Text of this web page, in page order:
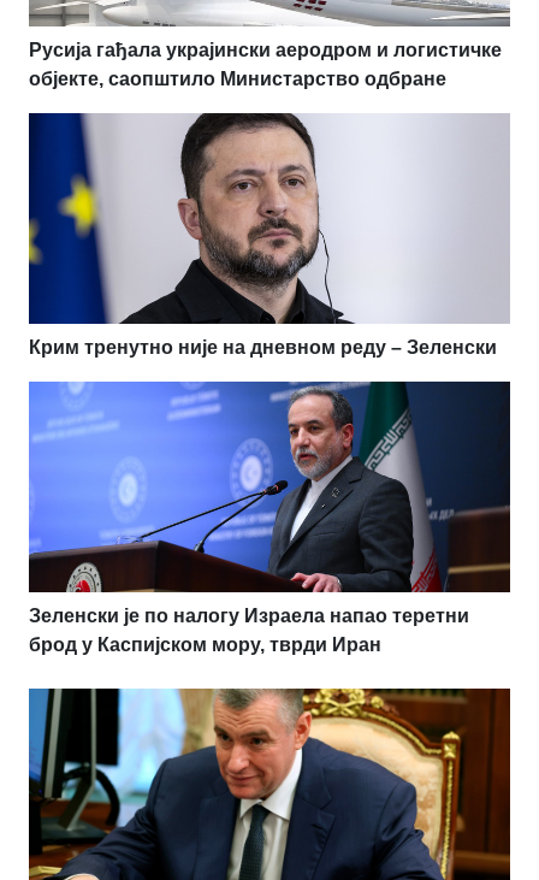
Русија гађала украјински аеродром и логистичке
објекте, саопштило Министарство одбране
Крим тренутно није на дневном реду – Зеленски
Зеленски је по налогу Израела напао теретни
брод у Каспијском мору, тврди Иран